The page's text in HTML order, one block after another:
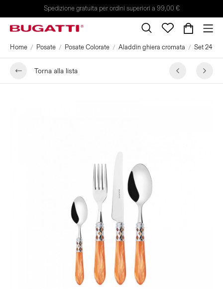
Spedizione gratuita per ordini superiori a 99,00 €
Home Posate Posate Colorate Aladdin ghiera cromata Set 24
Torna alla lista